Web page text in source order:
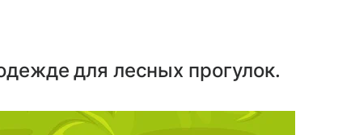
для лесных прогулок.